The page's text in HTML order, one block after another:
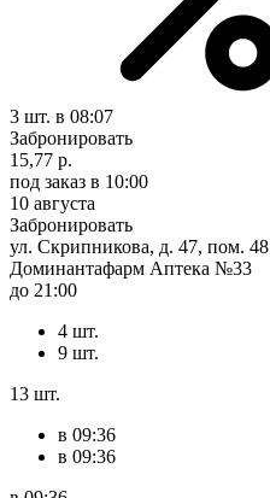
3 шт. в 08:07
Забронировать
15,77 р.
под заказ в 10:00
10 августа
Забронировать
ул. Скрипникова, д. 47, пом. 48
Доминантафарм Аптека №33
до 21:00
4 шт.
9 шт.
13 шт.
в 09:36
в 09:36